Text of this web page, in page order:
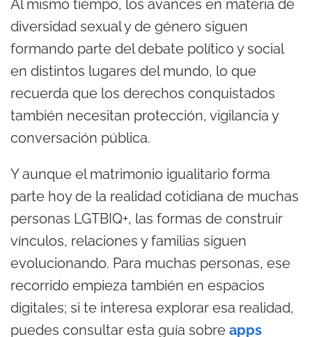
Al mismo tiempo, los avances en materia de
diversidad sexual y de género siguen
formando parte del debate político y social
en distintos lugares del mundo, lo que
recuerda que los derechos conquistados
también necesitan protección, vigilancia y
conversación pública.
Y aunque el matrimonio igualitario forma
parte hoy de la realidad cotidiana de muchas
personas LGTBIQ+, las formas de construir
vínculos, relaciones y familias siguen
evolucionando. Para muchas personas, ese
recorrido empieza también en espacios
digitales; si te interesa explorar esa realidad,
puedes consultar esta guía sobre apps